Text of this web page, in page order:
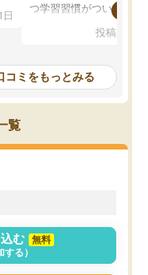
の
ま
つ学習習慣がついてきま
指導が無い日も予定表
問できるのでとても助か
投稿日：
コミをもっとみる
覧
む
無料
する）